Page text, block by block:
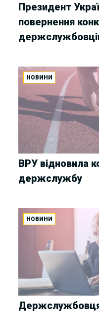
Президент
повернення
НОВИНИ
ВРУ відновила
держслужбу
НОВИНИ